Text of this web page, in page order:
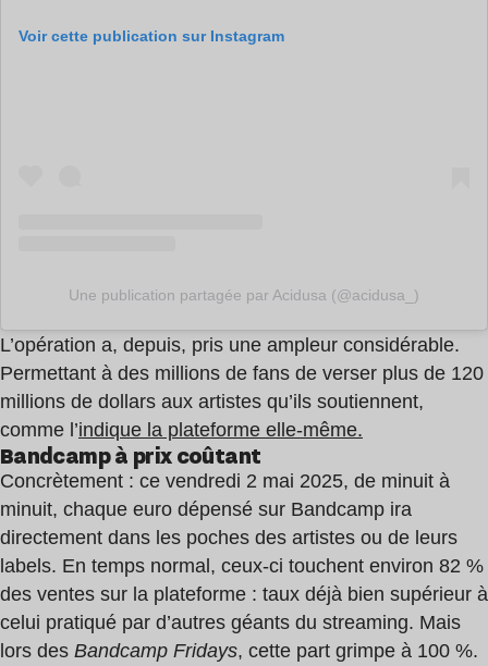
Voir cette publication sur Instagram
Une publication partagée par Acidusa (@acidusa_)
L’opération a, depuis, pris une ampleur considérable.
Permettant à des millions de fans de verser plus de 120
millions de dollars aux artistes qu’ils soutiennent,
comme l’indique la plateforme elle-même.
Bandcamp à prix coûtant
Concrètement : ce vendredi 2 mai 2025, de minuit à
minuit, chaque euro dépensé sur Bandcamp ira
directement dans les poches des artistes ou de leurs
labels. En temps normal, ceux-ci touchent environ 82 %
des ventes sur la plateforme : taux déjà bien supérieur à
celui pratiqué par d’autres géants du streaming. Mais
lors des Bandcamp Fridays, cette part grimpe à 100 %.